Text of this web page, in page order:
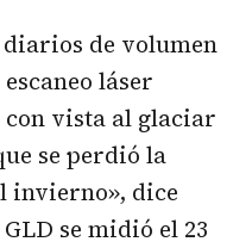
diarios de volumen
láser
vista al glaciar
se perdió la
invierno», dice
se midió el 23